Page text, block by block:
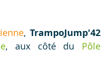
, TrampoJump'42
, aux côté du Pôle